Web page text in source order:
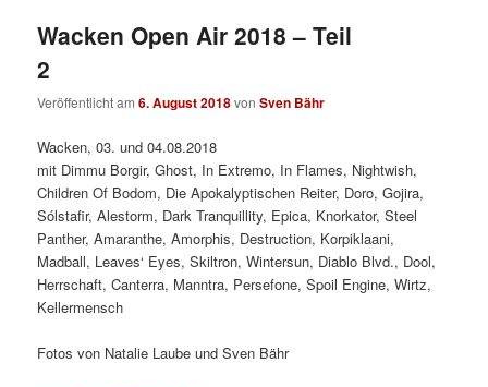
Wacken Open Air 2018 – Teil
2
Veröffentlicht am6. August 2018vonSven Bähr
Wacken, 03. und 04.08.2018
mit Dimmu Borgir, Ghost, In Extremo, In Flames, Nightwish,
Children Of Bodom, Die Apokalyptischen Reiter, Doro, Gojira,
Sólstafir, Alestorm, Dark Tranquillity, Epica, Knorkator, Steel
Panther, Amaranthe, Amorphis, Destruction, Korpiklaani,
Madball, Leaves‘ Eyes, Skiltron, Wintersun, Diablo Blvd., Dool,
Herrschaft, Canterra, Manntra, Persefone, Spoil Engine, Wirtz,
Kellermensch
Fotos von Natalie Laube und Sven Bähr